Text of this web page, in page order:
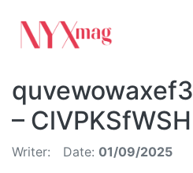
–
Writer: Date: 01/09/2025